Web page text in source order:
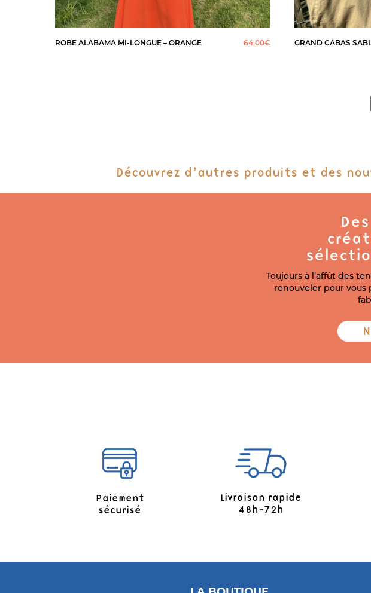
ROBE ALABAMA MI-LONGUE – ORANGE 64,00€ GRAND CABAS
Découvrez d’autres produits et des
Toujours à l’affût des
renouveler pour
Paiement
sécurisé
Livraison rapide
48h-72h